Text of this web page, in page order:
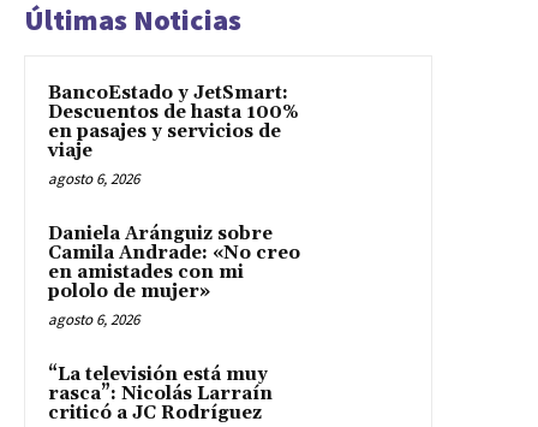
Últimas Noticias
BancoEstado y JetSmart:
Descuentos de hasta 100%
en pasajes y servicios de
viaje
agosto 6, 2026
Daniela Aránguiz sobre
Camila Andrade: «No creo
en amistades con mi
pololo de mujer»
agosto 6, 2026
“La televisión está muy
rasca”: Nicolás Larraín
criticó a JC Rodríguez